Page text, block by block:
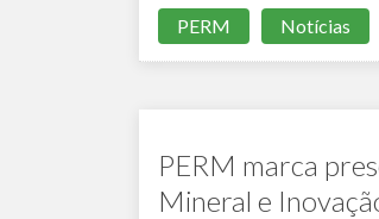
PERM Notícias
PERM marca
Mineral e